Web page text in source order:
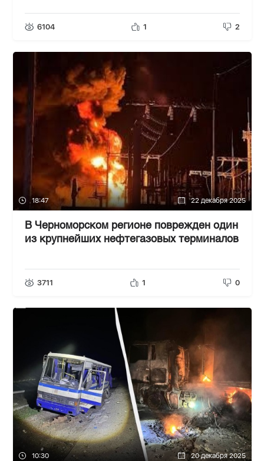
6104 1 2
18:47 22 декабря 2025
В Черноморском регионе поврежден один
из крупнейших нефтегазовых терминалов
3711 1 0
10:30 20 декабря 2025